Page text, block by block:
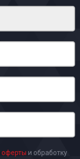
оферты и обработку